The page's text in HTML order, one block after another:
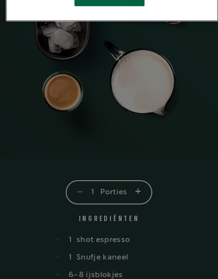
- 1 Porties +
INGREDIËNTEN
1 shot espresso
1 Snufje kaneel
6-8 ijsblokjes